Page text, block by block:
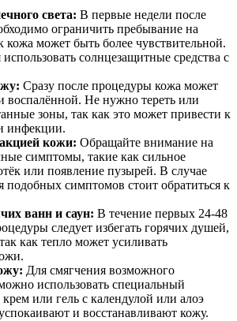
света: В первые недели после
ограничить пребывание на
кожа может быть более чувствительной.
использовать солнцезащитные средства с
Сразу после процедуры кожа может
воспалённой. Не нужно тереть или
зоны, так как это может привести к
инфекции.
кожи: Обращайте внимание на
симптомы, такие как сильное
или появление пузырей. В случае
подобных симптомов стоит обратиться к
ванн и саун: В течение первых 24-48
следует избегать горячих душей,
как тепло может усиливать
Для смягчения возможного
использовать специальный
или гель с календулой или алоэ
и восстанавливают кожу.